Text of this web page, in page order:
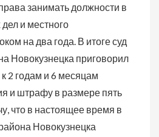
занимать должности в
и местного
на два года. В итоге суд
Новокузнецка приговорил
2 годам и 6 месяцам
и штрафу в размере пять
что в настоящее время в
Новокузнецка